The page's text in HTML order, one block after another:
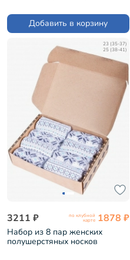
Добавить в корзину
23 (35-37)
25 (38-41)
3211 ₽ по клубной
карте 1878 ₽
Набор из 8 пар женских
полушерстяных носков